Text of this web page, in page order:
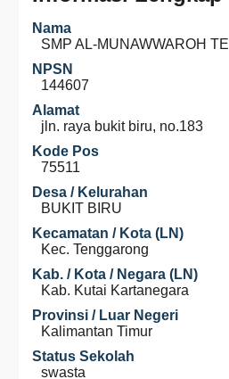
Nama
SMP AL-MUNAWWAROH
NPSN
144607
Alamat
jln. raya bukit biru, no.183
Kode Pos
75511
Desa / Kelurahan
BUKIT BIRU
Kecamatan / Kota (LN)
Kec. Tenggarong
Kab. / Kota / Negara (LN)
Kab. Kutai Kartanegara
Provinsi / Luar Negeri
Kalimantan Timur
Status Sekolah
swasta